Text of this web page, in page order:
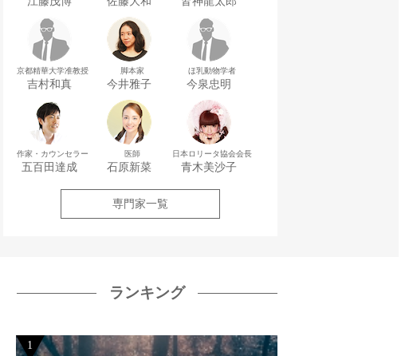
京都精華大学准教授
吉村和真
脚本家
今井雅子
ほ乳動物学者
今泉忠明
作家・カウンセラー
五百田達成
医師
石原新菜
日本ロリータ協会会長
青木美沙子
専門家一覧
ランキング
1